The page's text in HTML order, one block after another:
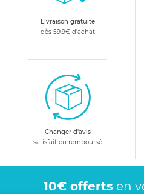
Livraison gratuite
dès 59.9€ d'achat
Changer d'avis
satisfait ou remboursé
10€ offerts en